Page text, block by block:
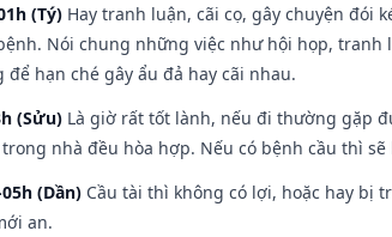
(Tý) Hay tranh luận, cãi cọ, gây chuyện đói
Nói chung những việc như hội họp,
hạn ché gây ẩu đả hay cãi nhau.
(Sửu) Là giờ rất tốt lành, nếu đi thường gặp
nhà đều hòa hợp. Nếu có bệnh cầu thì
(Dần) Cầu tài thì không có lợi, hoặc hay bị
an.